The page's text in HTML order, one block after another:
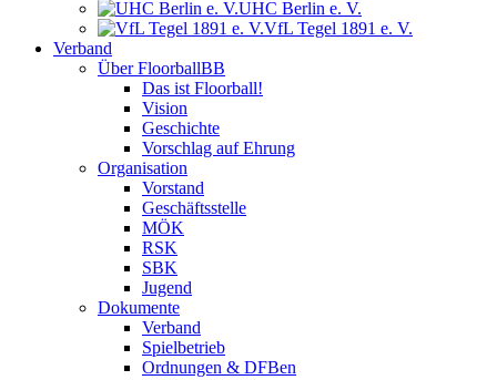
UHC Berlin e. V.
VfL Tegel 1891 e. V.
Verband
Über FloorballBB
Das ist Floorball!
Vision
Geschichte
Vorschlag auf Ehrung
Organisation
Vorstand
Geschäftsstelle
MÖK
RSK
SBK
Jugend
Dokumente
Verband
Spielbetrieb
Ordnungen & DFBen